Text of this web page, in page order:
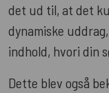
det ud til, at det
dynamiske
indhold, hvori din
Dette blev også